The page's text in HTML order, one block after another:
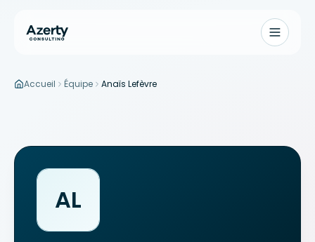
Aller au contenu principal
Accueil Équipe Anaïs Lefèvre
AL